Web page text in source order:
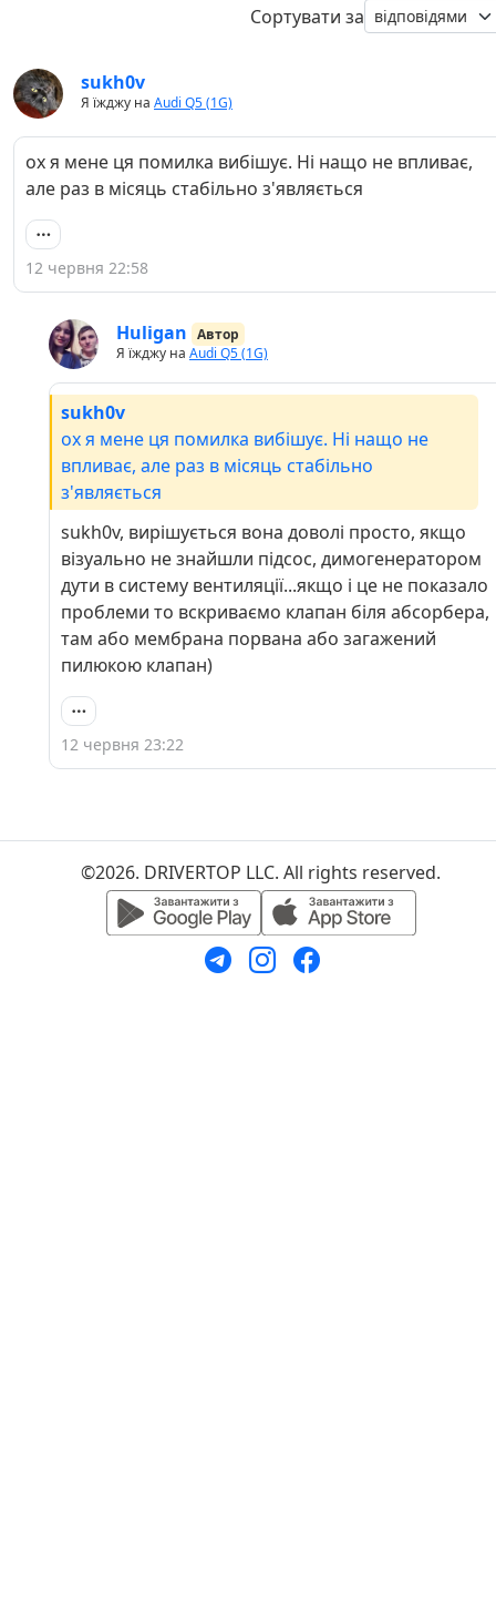
Сортувати за
sukh0v
Я їжджу на Audi Q5 (1G)
ох я мене ця помилка вибішує. Ні нащо не впливає,
але раз в місяць стабільно з'являється
12 червня 22:58
Huligan Автор
Я їжджу на Audi Q5 (1G)
sukh0v
ох я мене ця помилка вибішує. Ні нащо не
впливає, але раз в місяць стабільно
з'являється
sukh0v, вирішується вона доволі просто, якщо
візуально не знайшли підсос, димогенератором
дути в систему вентиляції...якщо і це не показало
проблеми то вскриваємо клапан біля абсорбера,
там або мембрана порвана або загажений
пилюкою клапан)
12 червня 23:22
©2026. DRIVERTOP LLC. All rights reserved.